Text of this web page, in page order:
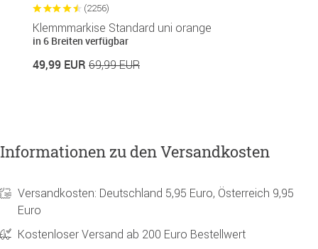
(2256)
Klemmmarkise Standard uni orange
in 6 Breiten verfügbar
49,99 EUR 69,99 EUR
Informationen zu den Versandkosten
Versandkosten: Deutschland 5,95 Euro, Österreich 9,95
Euro
Kostenloser Versand ab 200 Euro Bestellwert